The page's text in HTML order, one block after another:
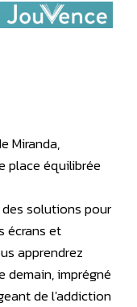
Miranda,
place équilibrée
solutions pour
écrans et
apprendrez
demain, imprégné
de l'addiction